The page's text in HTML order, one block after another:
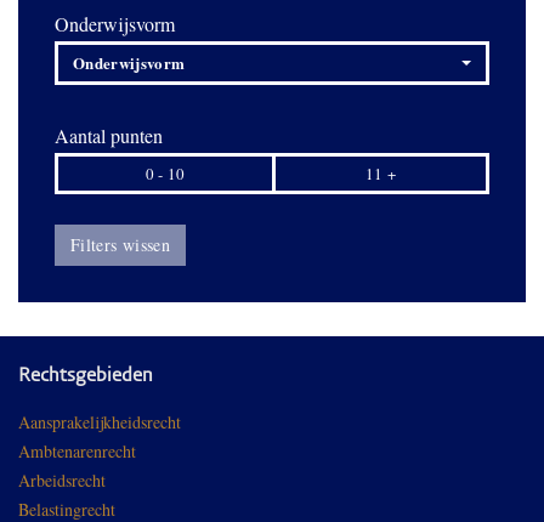
Onderwijsvorm
Onderwijsvorm
Aantal punten
0 - 10 11 +
Filters wissen
Rechtsgebieden
Aansprakelijkheidsrecht
Ambtenarenrecht
Arbeidsrecht
Belastingrecht